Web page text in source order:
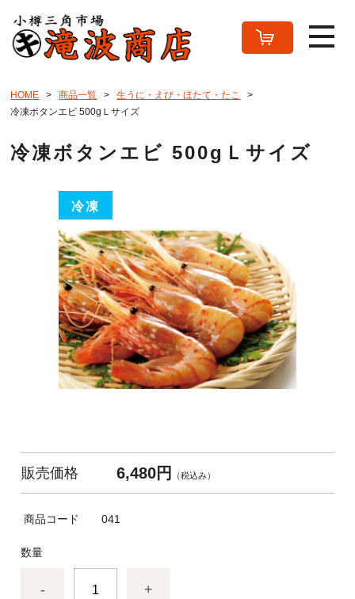
HOME 商品一覧
生うに・えび・ほたて・たこ
冷凍ボタンエビ 500gＬサイズ
冷凍ボタンエビ 500gＬサイズ
販売価格 6,480円 （税込み）
商品コード 041
数量
- +